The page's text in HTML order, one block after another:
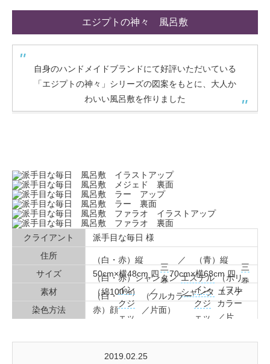
エジプトの神々 風呂敷
Giftと共に
自身のハンドメイドブランドにて好評いただいている
「エジプトの神々」シリーズの図案をもとに、大人か
わいい風呂敷を作りました
クライアント
派手目な毎日 様
関連リンク
https://www.instagram.com/hademe82/
住所
電話番号
サイズ
（白・赤）縦
50cm×横48cm 四
方
三
巻
／ （青）縦
70cm×横68cm 四
三
巻
素材
（白・赤）シャンタン
（綿100%） ／
（青）
エステル
シャンタ
（ポリ
エステ
ル）
染色方法
（白・
赤）顔
イン
クジ
ェッ
（フルカラー
／片面）
イン
クジ
ェッ
（フル
カラー
／片
2019.02.25